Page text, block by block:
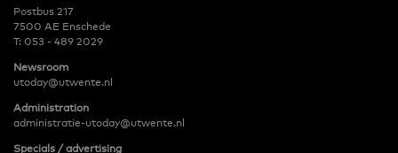
Postbus 217
7500 AE Enschede
T: 053 - 489 2029
Newsroom
utoday@utwente.nl
Administration
administratie-utoday@utwente.nl
Specials / advertising